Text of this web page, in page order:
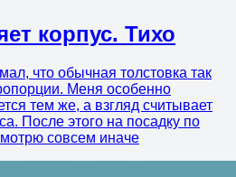
корпус. Тихо
что обычная толстовка так
Меня особенно
тем же, а взгляд считывает
После этого на посадку по
совсем иначе